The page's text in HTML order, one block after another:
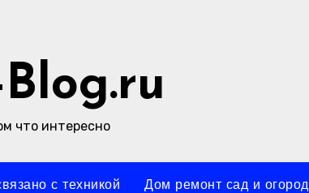
что интересно
с техникой Дом ремонт сад и огород